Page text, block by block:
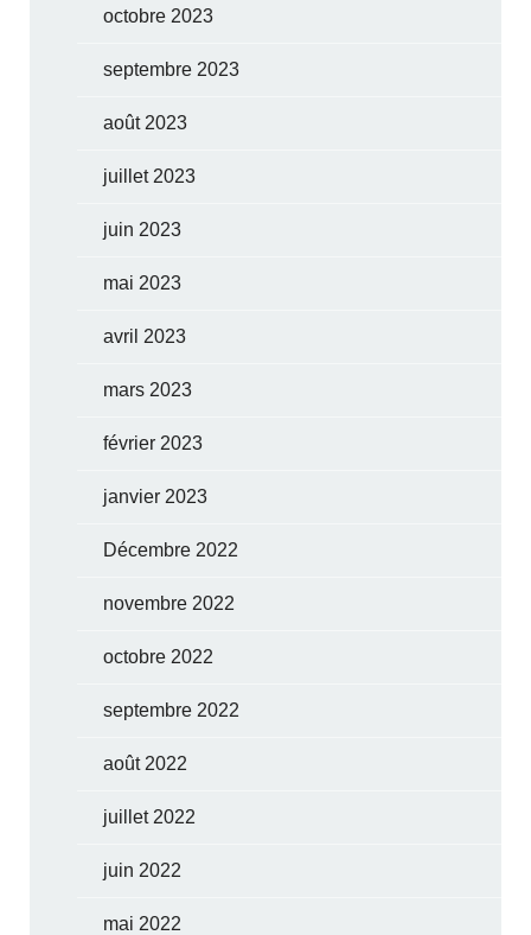
octobre 2023
septembre 2023
août 2023
juillet 2023
juin 2023
mai 2023
avril 2023
mars 2023
février 2023
janvier 2023
Décembre 2022
novembre 2022
octobre 2022
septembre 2022
août 2022
juillet 2022
juin 2022
mai 2022